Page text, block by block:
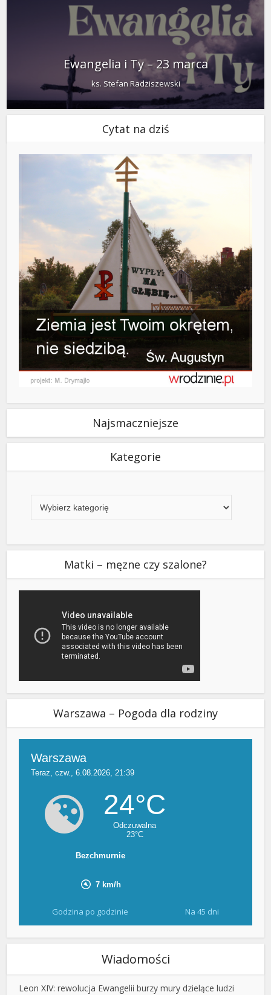
Ewangelia i Ty – 23 marca
ks. Stefan Radziszewski
Cytat na dziś
Najsmaczniejsze
Kategorie
Matki – męzne czy szalone?
Warszawa – Pogoda dla rodziny
Godzina po godzinie Na 45 dni
Wiadomości
Leon XIV: rewolucja Ewangelii burzy mury dzielące ludzi